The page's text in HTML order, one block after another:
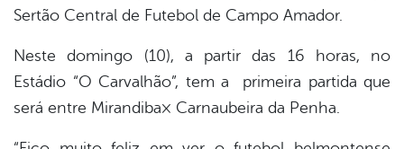
Sertão Central de Futebol de Campo Amador.
Neste domingo (10), a partir das 16 horas, no
Estádio “O Carvalhão”, tem a primeira partida que
será entre Mirandiba× Carnaubeira da Penha.